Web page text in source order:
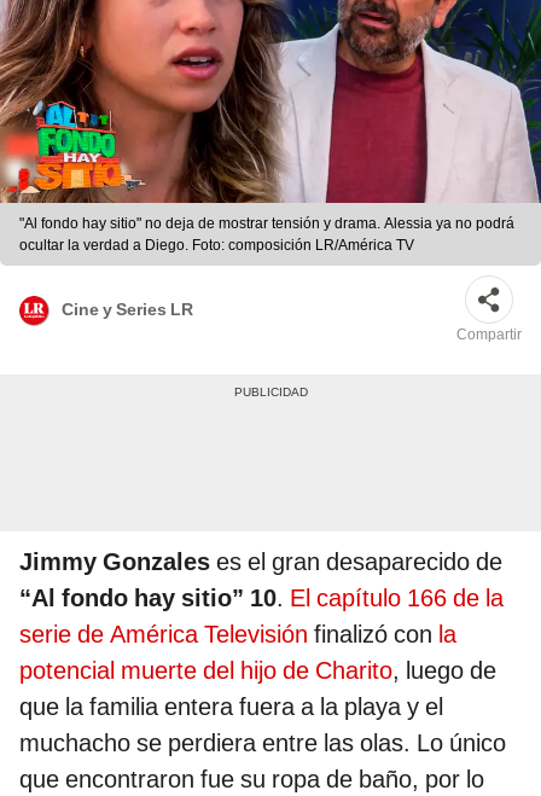
"Al fondo hay sitio" no deja de mostrar tensión y drama. Alessia ya no podrá
ocultar la verdad a Diego. Foto: composición LR/América TV
Cine y Series LR
Compartir
Jimmy Gonzales es el gran desaparecido de
“Al fondo hay sitio” 10. El capítulo 166 de la
serie de América Televisión finalizó con la
potencial muerte del hijo de Charito, luego de
que la familia entera fuera a la playa y el
muchacho se perdiera entre las olas. Lo único
que encontraron fue su ropa de baño, por lo